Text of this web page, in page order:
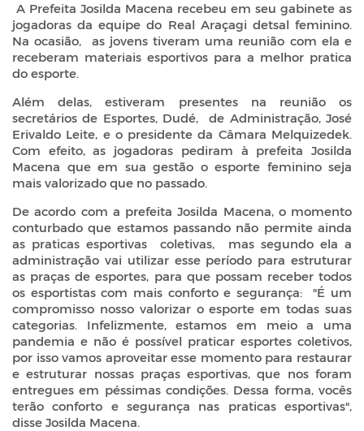
A Prefeita Josilda Macena recebeu em seu gabinete as
jogadoras da equipe do Real Araçagi detsal feminino.
Na ocasião, as jovens tiveram uma reunião com ela e
receberam materiais esportivos para a melhor pratica
do esporte.
Além delas, estiveram presentes na reunião os
secretários de Esportes, Dudé, de Administração, José
Erivaldo Leite, e o presidente da Câmara Melquizedek.
Com efeito, as jogadoras pediram à prefeita Josilda
Macena que em sua gestão o esporte feminino seja
mais valorizado que no passado.
De acordo com a prefeita Josilda Macena, o momento
conturbado que estamos passando não permite ainda
as praticas esportivas coletivas, mas segundo ela a
administração vai utilizar esse período para estruturar
as praças de esportes, para que possam receber todos
os esportistas com mais conforto e segurança: "É um
compromisso nosso valorizar o esporte em todas suas
categorias. Infelizmente, estamos em meio a uma
pandemia e não é possível praticar esportes coletivos,
por isso vamos aproveitar esse momento para restaurar
e estruturar nossas praças esportivas, que nos foram
entregues em péssimas condições. Dessa forma, vocês
terão conforto e segurança nas praticas esportivas",
disse Josilda Macena.